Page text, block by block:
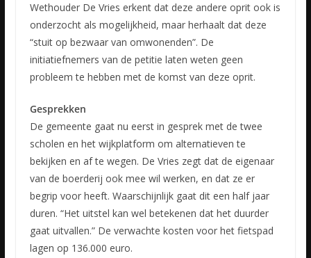
Wethouder De Vries erkent dat deze andere oprit ook is
onderzocht als mogelijkheid, maar herhaalt dat deze
“stuit op bezwaar van omwonenden”. De
initiatiefnemers van de petitie laten weten geen
probleem te hebben met de komst van deze oprit.
Gesprekken
De gemeente gaat nu eerst in gesprek met de twee
scholen en het wijkplatform om alternatieven te
bekijken en af te wegen. De Vries zegt dat de eigenaar
van de boerderij ook mee wil werken, en dat ze er
begrip voor heeft. Waarschijnlijk gaat dit een half jaar
duren. “Het uitstel kan wel betekenen dat het duurder
gaat uitvallen.” De verwachte kosten voor het fietspad
lagen op 136.000 euro.